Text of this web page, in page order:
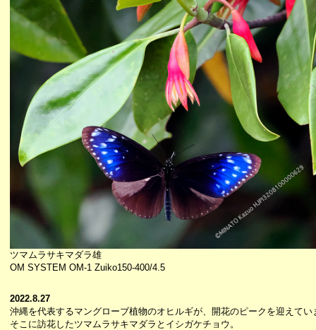
ツマムラサキマダラ雄
OM SYSTEM OM-1 Zuiko150-400/4.5
2022.8.27
沖縄を代表するマングローブ植物のオヒルギが、開花のピークを迎えてい
そこに訪花したツマムラサキマダラとイシガケチョウ。